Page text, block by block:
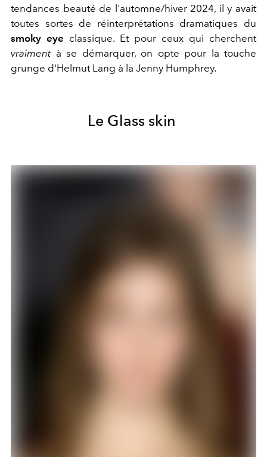
tendances beauté de l'automne/hiver 2024, il y avait
toutes sortes de réinterprétations dramatiques du
smoky eye classique. Et pour ceux qui cherchent
vraimentà se démarquer, on opte pour la touche
grunge d'Helmut Lang à la Jenny Humphrey.
Le Glass skin